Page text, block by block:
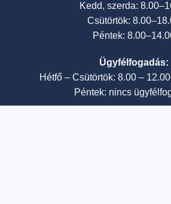
Kedd, szerda:
Csütörtök:
Péntek:
Ügyfélfogadás:
Hétfő – Csütörtök: 8.00 –
Péntek: nincs